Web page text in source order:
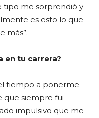
tipo me sorprendió y
es esto lo que
más”.
en tu carrera?
tiempo a ponerme
que siempre fui
impulsivo que me